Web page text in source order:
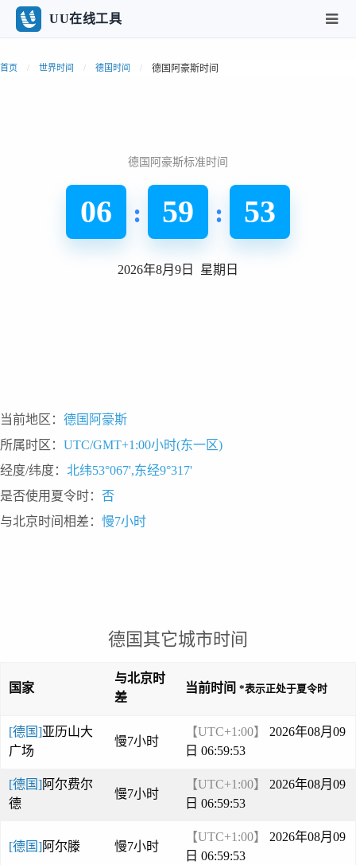
UU在线工具
首页 世界时间 德国时间 德国阿豪斯时间
德国阿豪斯标准时间
06 : 59 : 54
2026年8月9日 星期日
当前地区： 德国阿豪斯
所属时区： UTC/GMT+1:00小时(东一区)
经度/纬度： 北纬53°067',东经9°317'
是否使用夏令时： 否
与北京时间相差： 慢7小时
德国其它城市时间
国家
与北京时
差
当前时间 *表示正处于夏令时
[德国]亚历山大
广场
慢7小时
【UTC+1:00】
2026年08月09
日 06:59:53
[德国]阿尔费尔
德
慢7小时
【UTC+1:00】
2026年08月09
日 06:59:53
[德国]阿尔滕 慢7小时
【UTC+1:00】
2026年08月09
日 06:59:53